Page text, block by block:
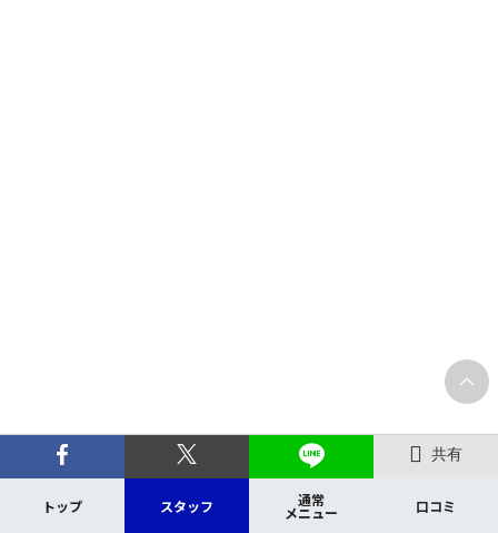
共有
トップ スタッフ 通常
メニュー 口コミ